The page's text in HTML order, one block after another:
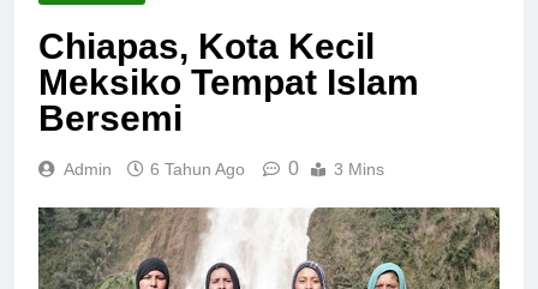
Chiapas, Kota Kecil
Meksiko Tempat Islam
Bersemi
Admin 6 Tahun Ago 0 3 Mins